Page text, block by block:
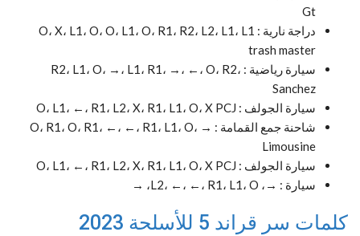
Gt
دراجة نارية : O، X، L1، O، O، L1، O، R1، R2، L2، L1، L1
trash master
سيارة رياضية : R2، L1، O، →، L1، R1، →، ←، O، R2،
Sanchez
سيارة الجولف : O، L1، ←، R1، L2، X، R1، L1، O، X PCJ
شاحنة جمع القمامة : O، R1، O، R1، ←، ←، R1، L1، O، →
Limousine
سيارة الجولف : O، L1، ←، R1، L2، X، R1، L1، O، X PCJ
سيارة : →، L2، ←، ←، R1، L1، O، →
كلمات سر قراند 5 للأسلحة 2023